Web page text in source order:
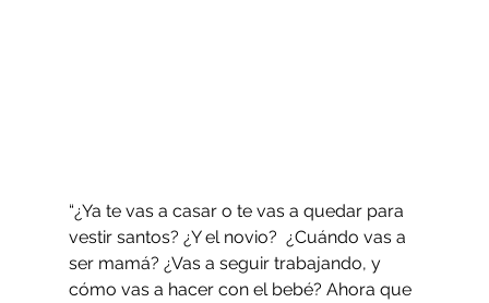
“¿Ya te vas a casar o te vas a quedar para
vestir santos? ¿Y el novio?  ¿Cuándo vas a
ser mamá? ¿Vas a seguir trabajando, y
cómo vas a hacer con el bebé? Ahora que